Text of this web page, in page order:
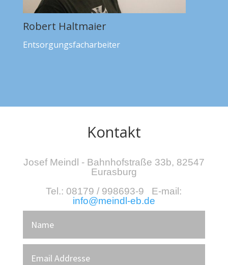
Robert Haltmaier
Entsorgungsfacharbeiter
Kontakt
Josef Meindl - Bahnhofstraße 33b, 82547
Eurasburg
Tel.: 08179 / 998693-9 E-mail:
info@meindl-eb.de